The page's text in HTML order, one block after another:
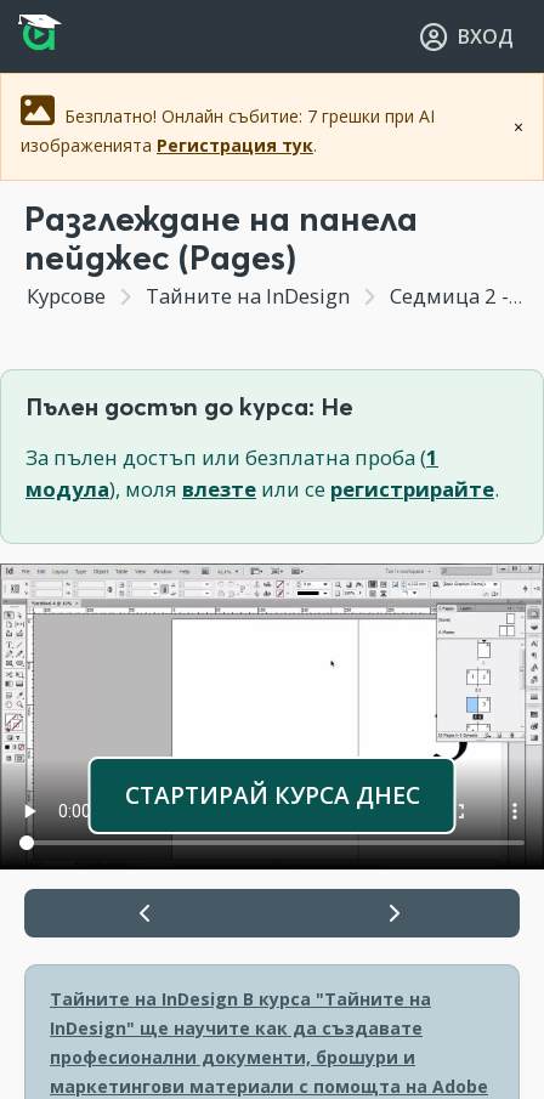
Прескочи към основното съдържание
Прескочи към навигацията
ВХОД
×
Безплатно! Онлайн събитие: 7 грешки при AI
изображенията Регистрация тук.
Разглеждане на панела
пейджeс (Pages)
Курсове Тайните на InDesign Седмица 2 - Форматиране на листа и лейаут (layout) в Индизайн
Пълен достъп до курса: Не
За пълен достъп или безплатна проба (1
модула), моля влезте или се регистрирайте.
СТАРТИРАЙ КУРСА ДНЕС
Тайните на InDesign В курса "Тайните на
InDesign" ще научите как да създавате
професионални документи, брошури и
маркетингови материали с помощта на Adobe